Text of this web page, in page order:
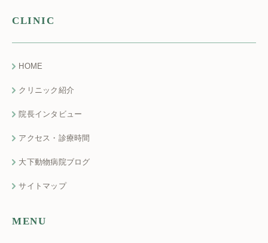
CLINIC
HOME
クリニック紹介
院長インタビュー
アクセス・診療時間
大下動物病院ブログ
サイトマップ
MENU